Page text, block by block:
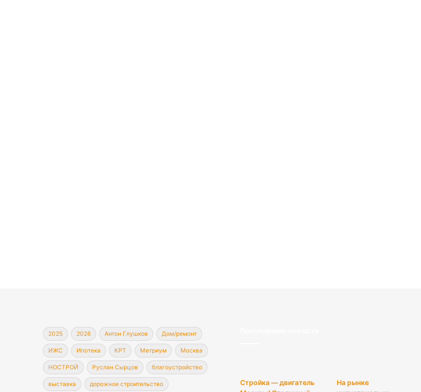
2025 2026 Антон Глушков Дом/ремонт
ИЖС Ипотека КРТ Метриум Москва
НОСТРОЙ Руслан Сырцов благоустройство
выставка дорожное строительство
Стройка — двигатель
На рынке